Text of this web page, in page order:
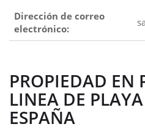
Dirección de correo
electrónico:
PROPIEDAD EN
LINEA DE
ESPAÑA